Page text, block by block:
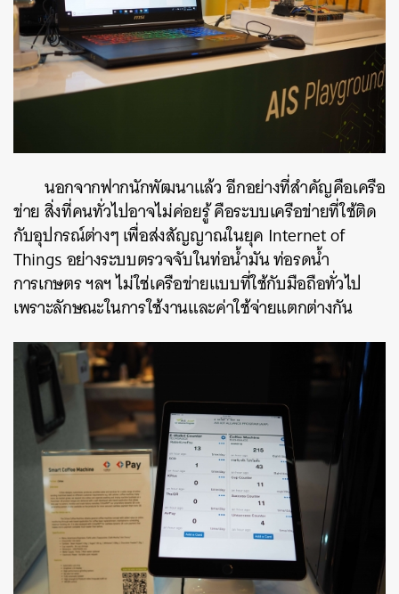
นอกจากฟากนักพัฒนาแล้ว อีกอย่างที่สำคัญคือเครือ
ข่าย สิ่งที่คนทั่วไปอาจไม่ค่อยรู้ คือระบบเครือข่ายที่ใช้ติด
กับอุปกรณ์ต่างๆ เพื่อส่งสัญญาณในยุค Internet of
Things อย่างระบบตรวจจับในท่อน้ำมัน ท่อรดน้ำ
การเกษตร​ ฯลฯ ไม่ใช่เครือข่ายแบบที่ใช้กับมือถือทั่วไป
เพราะลักษณะในการใช้งานและค่าใช้จ่ายแตกต่างกัน
ค้นหา
SHARE TWEET LINE EMAIL